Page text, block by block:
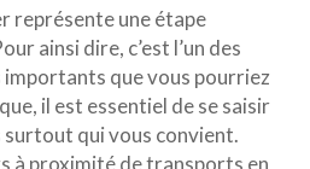
représente une étape
ainsi dire, c’est l’un des
importants que vous pourriez
il est essentiel de se saisir
surtout qui vous convient.
à proximité de transports en